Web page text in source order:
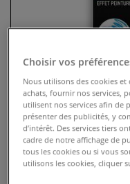
Coffrets
Choisir vos
Nous utilisons des cookies
achats, fournir nos services,
utilisent nos services afin de
présenter des publicités, y
d’intérêt. Des services tiers
cadre de notre affichage de
tous les cookies ou si vous
utilisons les cookies, cliquer